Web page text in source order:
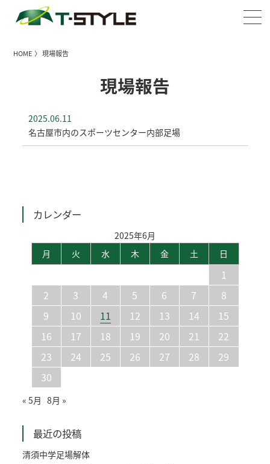
HOME 〉 現場報告
現場報告
2025.06.11
名古屋市内のスポーツセンター内部足場
カレンダー
2025年6月
月
火 水 木 金 土 日
1
2
3 4 5 6 7
8
9
10 11 12 13 14
15
16
17 18 19 20 21
22
23
24 25 26 27 28
29
30
« 5月 8月 »
最近の投稿
清須中学足場解体